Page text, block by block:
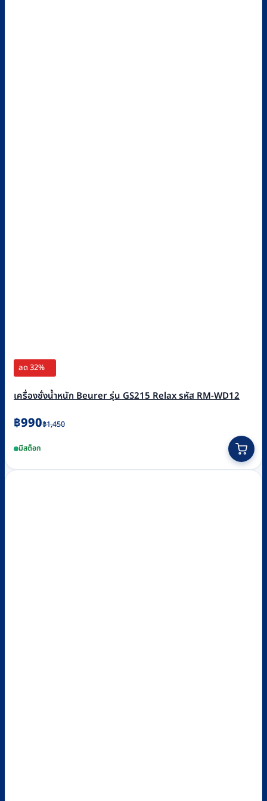
ลด 32%
เครื่องชั่งน้ำหนัก Beurer รุ่น GS215 Relax รหัส RM-WD12
฿1,450
Original
was:
฿1,450.
฿990
Current
is:
฿990.
มีสต็อก